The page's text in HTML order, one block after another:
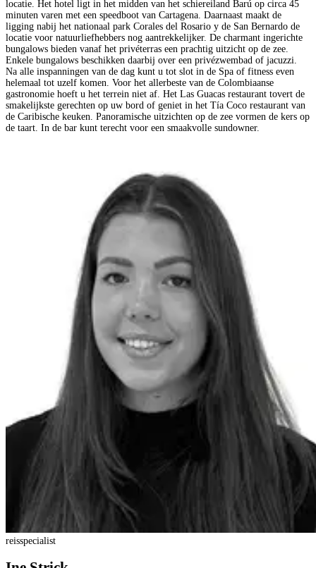
locatie. Het hotel ligt in het midden van het schiereiland Barú op circa 45
minuten varen met een speedboot van Cartagena. Daarnaast maakt de
ligging nabij het nationaal park Corales del Rosario y de San Bernardo de
locatie voor natuurliefhebbers nog aantrekkelijker. De charmant ingerichte
bungalows bieden vanaf het privéterras een prachtig uitzicht op de zee.
Enkele bungalows beschikken daarbij over een privézwembad of jacuzzi.
Na alle inspanningen van de dag kunt u tot slot in de Spa of fitness even
helemaal tot uzelf komen. Voor het allerbeste van de Colombiaanse
gastronomie hoeft u het terrein niet af. Het Las Guacas restaurant tovert de
smakelijkste gerechten op uw bord of geniet in het Tía Coco restaurant van
de Caribische keuken. Panoramische uitzichten op de zee vormen de kers op
de taart. In de bar kunt terecht voor een smaakvolle sundowner.
reisspecialist